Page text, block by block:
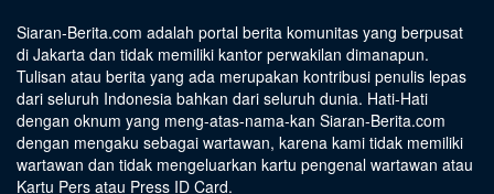
Siaran-Berita.com adalah portal berita komunitas yang berpusat
di Jakarta dan tidak memiliki kantor perwakilan dimanapun.
Tulisan atau berita yang ada merupakan kontribusi penulis lepas
dari seluruh Indonesia bahkan dari seluruh dunia. Hati-Hati
dengan oknum yang meng-atas-nama-kan Siaran-Berita.com
dengan mengaku sebagai wartawan, karena kami tidak memiliki
wartawan dan tidak mengeluarkan kartu pengenal wartawan atau
Kartu Pers atau Press ID Card.